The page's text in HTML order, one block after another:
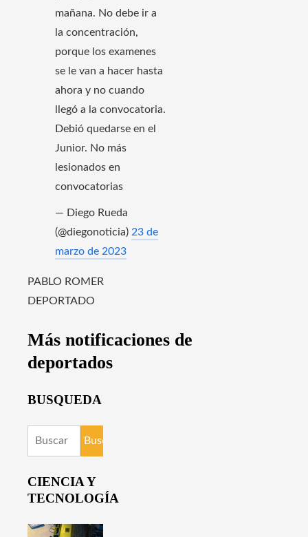
mañana. No debe ir a
la concentración,
porque los examenes
se le van a hacer hasta
ahora y no cuando
llegó a la convocatoria.
Debió quedarse en el
Junior. No más
lesionados en
convocatorias
— Diego Rueda
(@diegonoticia) 23 de
marzo de 2023
PABLO ROMER
DEPORTADO
Más notificaciones de
deportados
BUSQUEDA
Buscar:
CIENCIA Y
TECNOLOGÍA